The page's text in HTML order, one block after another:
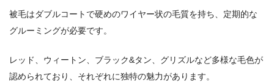
被毛はダブルコートで硬めのワイヤー状の毛質を持ち、定期的な
グルーミングが必要です。
レッド、ウィートン、ブラック&タン、グリズルなど多様な毛色が
認められており、それぞれに独特の魅力があります。